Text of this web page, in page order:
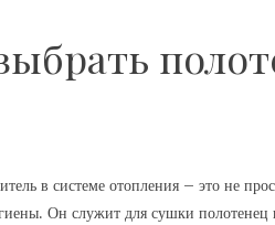
в системе отопления – это не
Он служит для сушки полотенец